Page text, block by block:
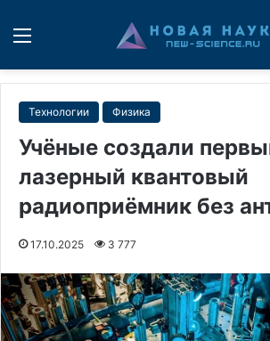
Технологии Физика
Учёные создали
лазерный квантовый
радиоприёмник без
17.10.2025 3 777